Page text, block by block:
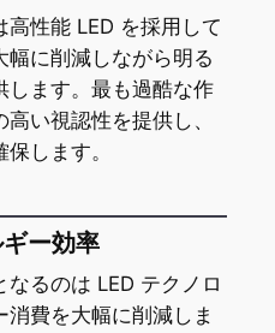
高性能 LED を採用して
幅に削減しながら明る
します。最も過酷な作
い視認性を提供し、
します。
ー効率
るのは LED テクノロ
消費を大幅に削減しま